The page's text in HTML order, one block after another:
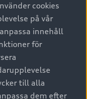
cookies
på vår
innehåll
för
till alla
dem efter